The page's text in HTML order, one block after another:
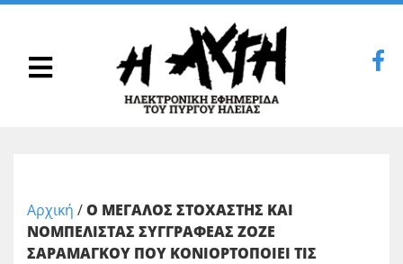
Αρχική /Ο ΜΕΓΑΛΟΣ ΣΤΟΧΑΣΤΗΣ ΚΑΙ
ΝΟΜΠΕΛΙΣΤΑΣ ΣΥΓΓΡΑΦΕΑΣ ΖΟΖΕ
ΣΑΡΑΜΑΓΚΟΥ ΠΟΥ ΚΟΝΙΟΡΤΟΠΟΙΕΙ ΤΙΣ